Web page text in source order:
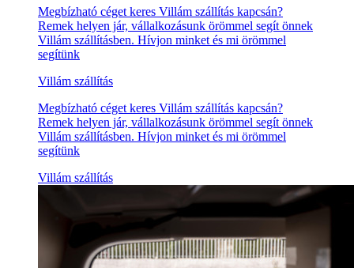
Megbízható céget keres Villám szállítás kapcsán?
Remek helyen jár, vállalkozásunk örömmel segít önnek
Villám szállításben. Hívjon minket és mi örömmel
segítünk
Villám szállítás
Megbízható céget keres Villám szállítás kapcsán?
Remek helyen jár, vállalkozásunk örömmel segít önnek
Villám szállításben. Hívjon minket és mi örömmel
segítünk
Villám szállítás